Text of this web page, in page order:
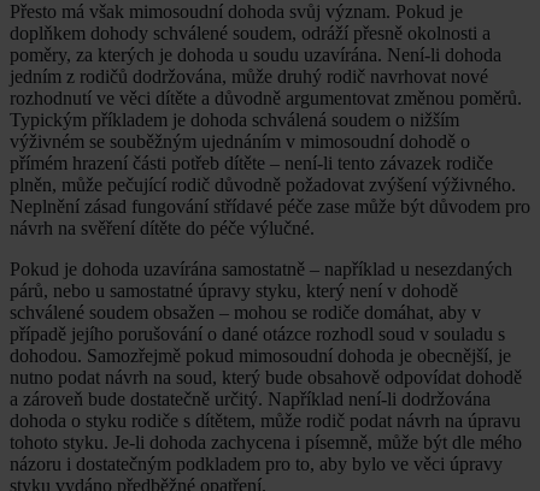
Přesto má však mimosoudní dohoda svůj význam. Pokud je
doplňkem dohody schválené soudem, odráží přesně okolnosti a
poměry, za kterých je dohoda u soudu uzavírána. Není-li dohoda
jedním z rodičů dodržována, může druhý rodič navrhovat nové
rozhodnutí ve věci dítěte a důvodně argumentovat změnou poměrů.
Typickým příkladem je dohoda schválená soudem o nižším
výživném se souběžným ujednáním v mimosoudní dohodě o
přímém hrazení části potřeb dítěte – není-li tento závazek rodiče
plněn, může pečující rodič důvodně požadovat zvýšení výživného.
Neplnění zásad fungování střídavé péče zase může být důvodem pro
návrh na svěření dítěte do péče výlučné.
Pokud je dohoda uzavírána samostatně – například u nesezdaných
párů, nebo u samostatné úpravy styku, který není v dohodě
schválené soudem obsažen – mohou se rodiče domáhat, aby v
případě jejího porušování o dané otázce rozhodl soud v souladu s
dohodou. Samozřejmě pokud mimosoudní dohoda je obecnější, je
nutno podat návrh na soud, který bude obsahově odpovídat dohodě
a zároveň bude dostatečně určitý. Například není-li dodržována
dohoda o styku rodiče s dítětem, může rodič podat návrh na úpravu
tohoto styku. Je-li dohoda zachycena i písemně, může být dle mého
názoru i dostatečným podkladem pro to, aby bylo ve věci úpravy
styku vydáno předběžné opatření.